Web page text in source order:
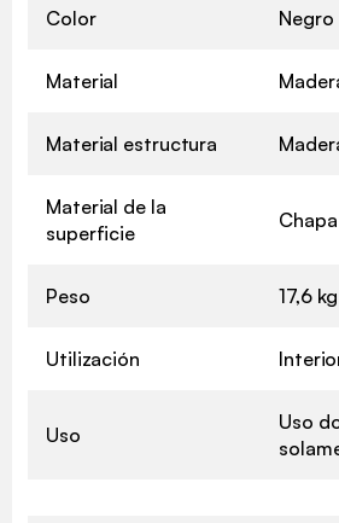
Color Negro
Material
Material estructura
Material de la
superficie
Peso 17,6 kg
Utilización
Uso
Uso